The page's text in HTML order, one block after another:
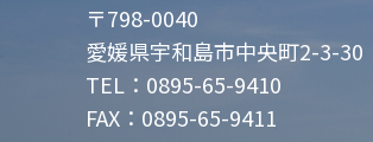
〒798-0040
愛媛県宇和島市中央町2-3-30
TEL：0895-65-9410
FAX：0895-65-9411